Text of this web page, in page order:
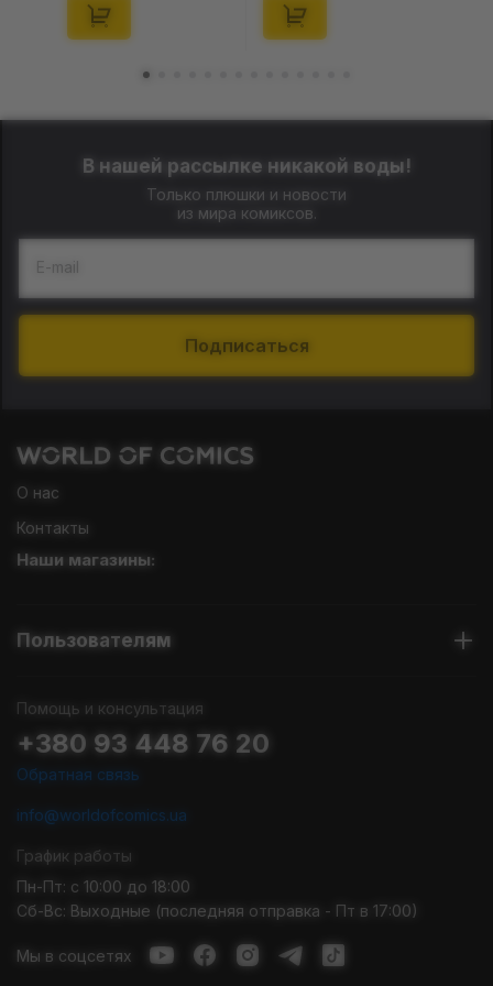
(29347)
(21372)
В нашей рассылке никакой воды!
Только плюшки и новости
из мира комиксов.
E-mail
Подписаться
О нас
Контакты
Наши магазины:
Пользователям
Помощь и консультация
+380 93 448 76 20
Обратная связь
info@worldofcomics.ua
График работы
Пн-Пт: с 10:00 до 18:00
Сб-Вс: Выходные (последняя отправка - Пт в 17:00)
Мы в соцсетях